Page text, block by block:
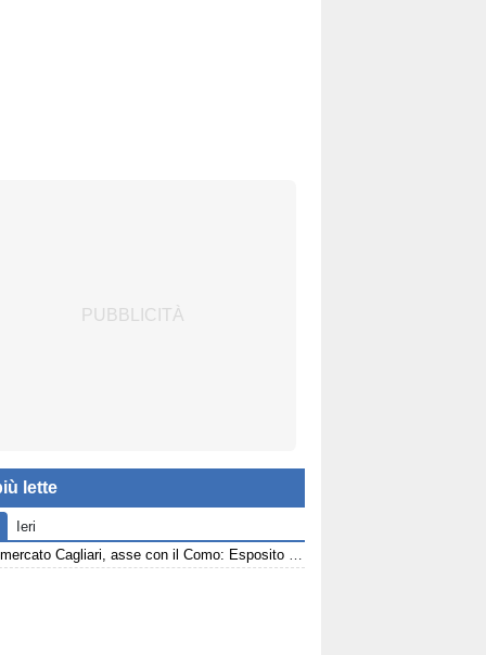
lette
Ieri
Calciomercato Cagliari, asse con il Como: Esposito e Van der Brempt sul tavolo